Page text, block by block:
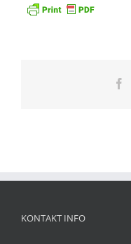
KONTAKT INFO